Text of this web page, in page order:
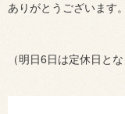
ありがとうございます。
（明日6日は定休日とな